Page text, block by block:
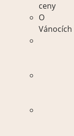
ceny
O
Vánocích